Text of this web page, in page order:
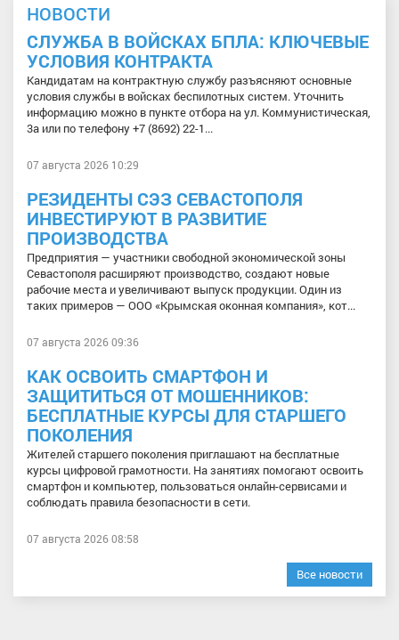
НОВОСТИ
СЛУЖБА В ВОЙСКАХ БПЛА: КЛЮЧЕВЫЕ
УСЛОВИЯ КОНТРАКТА
Кандидатам на контрактную службу разъясняют основные
условия службы в войсках беспилотных систем. Уточнить
информацию можно в пункте отбора на ул. Коммунистическая,
3а или по телефону +7 (8692) 22-1...
07 августа 2026 10:29
РЕЗИДЕНТЫ СЭЗ СЕВАСТОПОЛЯ
ИНВЕСТИРУЮТ В РАЗВИТИЕ
ПРОИЗВОДСТВА
Предприятия — участники свободной экономической зоны
Севастополя расширяют производство, создают новые
рабочие места и увеличивают выпуск продукции. Один из
таких примеров — ООО «Крымская оконная компания», кот...
07 августа 2026 09:36
КАК ОСВОИТЬ СМАРТФОН И
ЗАЩИТИТЬСЯ ОТ МОШЕННИКОВ:
БЕСПЛАТНЫЕ КУРСЫ ДЛЯ СТАРШЕГО
ПОКОЛЕНИЯ
Жителей старшего поколения приглашают на бесплатные
курсы цифровой грамотности. На занятиях помогают освоить
смартфон и компьютер, пользоваться онлайн-сервисами и
соблюдать правила безопасности в сети.
07 августа 2026 08:58
Все новости